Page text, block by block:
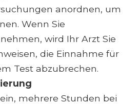
anordnen, um
Wenn Sie
wird Ihr Arzt Sie
die Einnahme für
Test abzubrechen.
mehrere Stunden bei